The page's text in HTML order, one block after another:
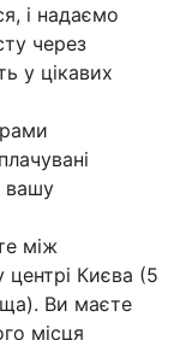
і надаємо
через
у цікавих
вашу
між
Києва (5
Ви маєте
місця